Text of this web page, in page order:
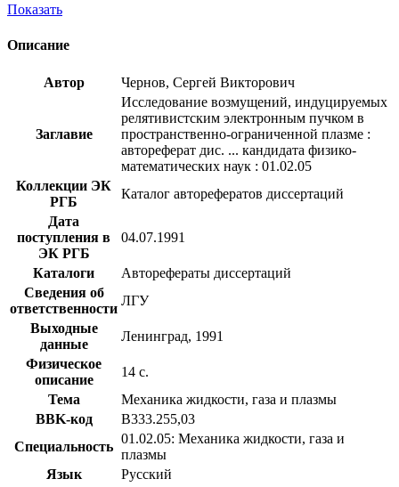
Показать
Описание
Автор Чернов, Сергей Викторович
Заглавие
Исследование возмущений, индуцируемых
релятивистским электронным пучком в
пространственно-ограниченной плазме :
автореферат дис. ... кандидата физико-
математических наук : 01.02.05
Коллекции ЭК
РГБ
Каталог авторефератов диссертаций
Дата
поступления в
ЭК РГБ
04.07.1991
Каталоги
Авторефераты диссертаций
Сведения об
ответственности
ЛГУ
Выходные
данные
Ленинград, 1991
Физическое
описание
14 с.
Тема
Механика жидкости, газа и плазмы
BBK-код
В333.255,03
Специальность
01.02.05: Механика жидкости, газа и
плазмы
Язык
Русский